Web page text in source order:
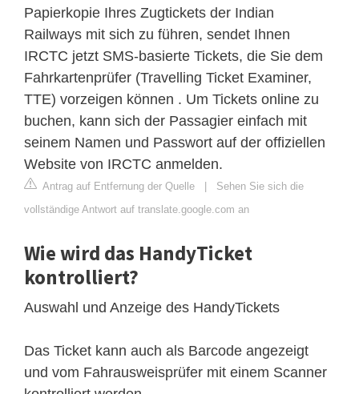
Papierkopie Ihres Zugtickets der Indian
Railways mit sich zu führen, sendet Ihnen
IRCTC jetzt SMS-basierte Tickets, die Sie dem
Fahrkartenprüfer (Travelling Ticket Examiner,
TTE) vorzeigen können . Um Tickets online zu
buchen, kann sich der Passagier einfach mit
seinem Namen und Passwort auf der offiziellen
Website von IRCTC anmelden.
Antrag auf Entfernung der Quelle | Sehen Sie sich die
vollständige Antwort auf translate.google.com an
Wie wird das HandyTicket
kontrolliert?
Auswahl und Anzeige des HandyTickets
Das Ticket kann auch als Barcode angezeigt
und vom Fahrausweisprüfer mit einem Scanner